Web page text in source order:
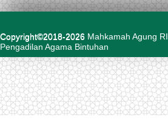
Copyright©2018-2026 Mahkamah Agung RI
Pengadilan Agama Bintuhan